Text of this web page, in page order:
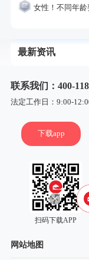
女性！不同年龄要注意这
最新资讯
联系我们：400-
法定工作日：9:00-
下载app
扫码下载APP
网站地图